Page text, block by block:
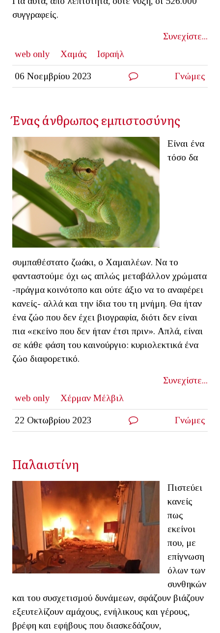
συγγραφείς.
Συνεχίστε...
web only
Χαμάς Ισραήλ
06 Νοεμβρίου 2023 Γνώμες
Ένας άνθρωπος εμπιστοσύνης
Είναι ένα
τόσο δα
συμπαθέστατο ζωάκι, ο Χαμαιλέων. Να το
φανταστούμε όχι ως απλώς μεταβάλλον χρώματα
-πράγμα κοινότοπο και ούτε άξιο να το αναφέρει
κανείς- αλλά και την ίδια του τη μνήμη. Θα ήταν
ένα ζώο που δεν έχει βιογραφία, διότι δεν είναι
πια «εκείνο που δεν ήταν έτσι πριν». Απλά, είναι
σε κάθε φάση του καινούργιο: κυριολεκτικά ένα
ζώο διαφορετικό.
Συνεχίστε...
web only
Χέρμαν Μέλβιλ
22 Οκτωβρίου 2023 Γνώμες
Παλαιστίνη
Πιστεύει
κανείς
πως
εκείνοι
που, με
επίγνωση
όλων των
συνθηκών
και του συσχετισμού δυνάμεων, σφάζουν βιάζουν
εξευτελίζουν αμάχους, ενήλικους και γέρους,
βρέφη και εφήβους που διασκεδάζουν,